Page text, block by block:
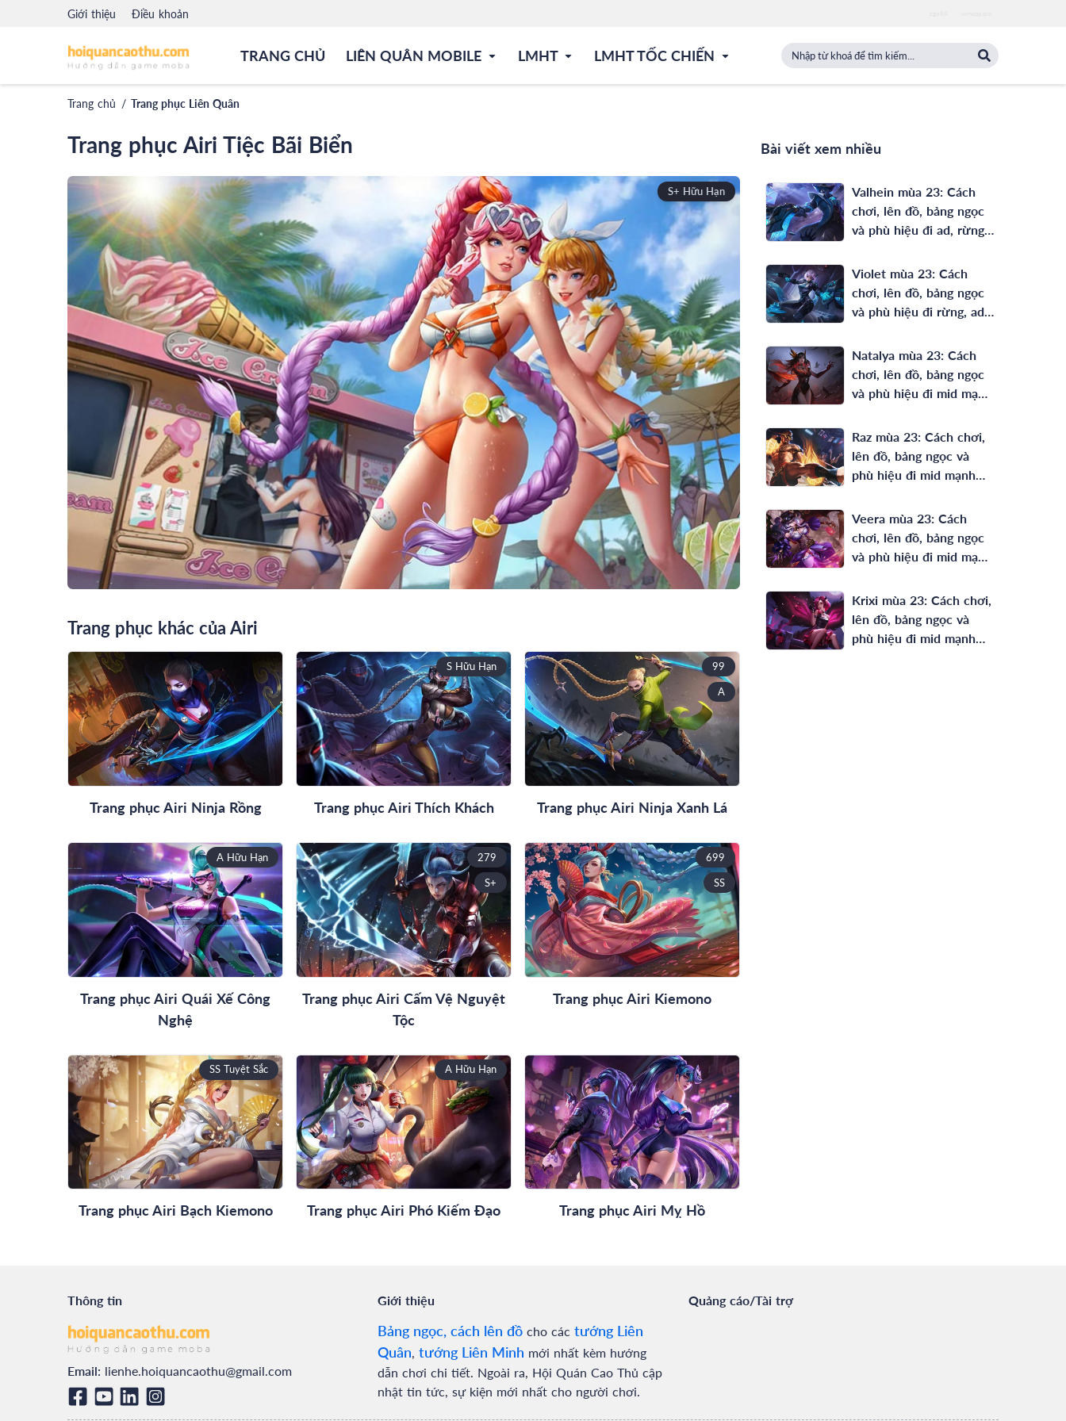
Giới thiệu Điều khoản
TRANG CHỦ LIÊN QUÂN MOBILE LMHT LMHT TỐC CHIẾN
Trang chủ / Trang phục Liên Quân
Trang phục Airi Tiệc Bãi Biển
S+ Hữu Hạn
Trang phục khác của Airi
Trang phục Airi Ninja Rồng
S Hữu Hạn
Trang phục Airi Thích Khách
99
A
Trang phục Airi Ninja Xanh Lá
A Hữu Hạn
Trang phục Airi Quái Xế Công
Nghệ
279
S+
Trang phục Airi Cấm Vệ Nguyệt
Tộc
699
SS
Trang phục Airi Kiemono
SS Tuyệt Sắc
Trang phục Airi Bạch Kiemono
A Hữu Hạn
Trang phục Airi Phó Kiếm Đạo Trang phục Airi Mỵ Hồ
Bài viết xem nhiều
Valhein mùa 23: Cách
chơi, lên đồ, bảng ngọc
và phù hiệu đi ad, rừng
Violet mùa 23: Cách
chơi, lên đồ, bảng ngọc
và phù hiệu đi rừng, ad
Natalya mùa 23: Cách
chơi, lên đồ, bảng ngọc
và phù hiệu đi mid mạnh
Raz mùa 23: Cách chơi,
lên đồ, bảng ngọc và
phù hiệu đi mid mạnh
Veera mùa 23: Cách
chơi, lên đồ, bảng ngọc
và phù hiệu đi mid mạnh
Krixi mùa 23: Cách chơi,
lên đồ, bảng ngọc và
phù hiệu đi mid mạnh
Thông tin
Email: lienhe.hoiquancaothu@gmail.com
Giới thiệu
Bảng ngọc, cách lên đồ cho các tướng Liên
Quân, tướng Liên Minh mới nhất kèm hướng
dẫn chơi chi tiết. Ngoài ra, Hội Quán Cao Thủ cập
nhật tin tức, sự kiện mới nhất cho người chơi.
Quảng cáo/Tài trợ